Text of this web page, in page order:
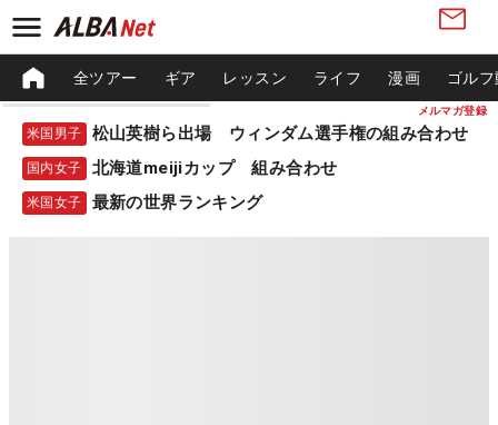
メルマガ登録
全ツアー ギア レッスン ライフ 漫画 ゴル
米国男子 松山英樹ら出場 ウィンダム選手権の組み合わせ
国内女子 北海道meijiカップ 組み合わせ
米国女子 最新の世界ランキング